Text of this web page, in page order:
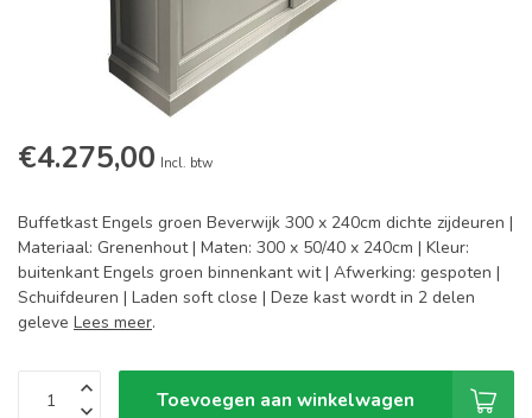
€4.275,00 Incl. btw
Buffetkast Engels groen Beverwijk 300 x 240cm dichte zijdeuren |
Materiaal: Grenenhout | Maten: 300 x 50/40 x 240cm | Kleur:
buitenkant Engels groen binnenkant wit | Afwerking: gespoten |
Schuifdeuren | Laden soft close | Deze kast wordt in 2 delen
geleve Lees meer.
Toevoegen aan winkelwagen